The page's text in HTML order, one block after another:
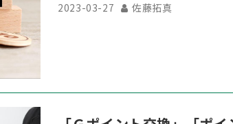
2023-03-27 佐藤拓真